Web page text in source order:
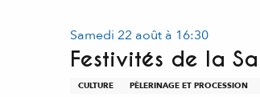
Samedi 22 août à 16:30
Festivités de la
CULTURE PÈLERINAGE ET PROCESSION